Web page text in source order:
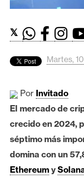
o
i
t
c
o
n
𝕏
Martes,
Por Invitado
El mercado de
crecido en 2024,
séptimo más
domina con un
Ethereumy